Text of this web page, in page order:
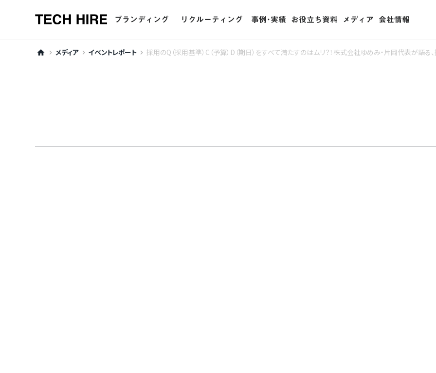
ブランディング
ー 採用ブランディング
リクルーティング
ーリクルーティング (RPO)
事例･実績 お役立ち資料 メディア 会社情報
home keyboard_arrow_right メディア keyboard_arrow_right イベントレポート keyboard_arrow_right 採用のQ（採用基準）C（予算）D（期日）をすべて満たすのはムリ？！株式会社ゆめみ・片岡代表が